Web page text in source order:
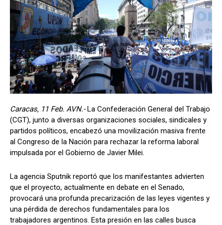
Caracas, 11 Feb. AVN.-La Confederación General del Trabajo
(CGT), junto a diversas organizaciones sociales, sindicales y
partidos políticos, encabezó una movilización masiva frente
al Congreso de la Nación para rechazar la reforma laboral
impulsada por el Gobierno de Javier Milei.
La agencia Sputnik reportó que los manifestantes advierten
que el proyecto, actualmente en debate en el Senado,
provocará una profunda precarización de las leyes vigentes y
una pérdida de derechos fundamentales para los
trabajadores argentinos. Esta presión en las calles busca